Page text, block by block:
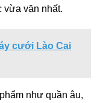
vừa vặn nhất.
cưới Lào Cai
như quần âu,